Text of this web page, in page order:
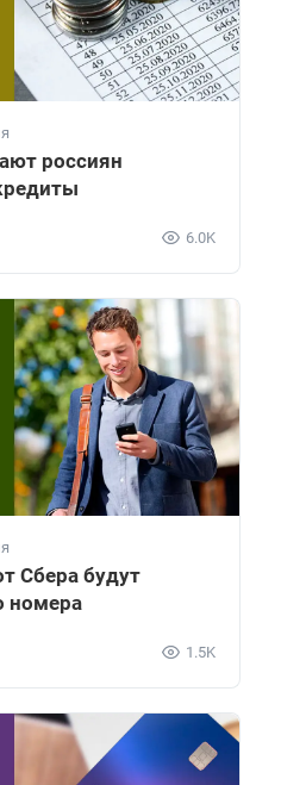
россиян
6.0K
Сбера будут
номера
1.5K